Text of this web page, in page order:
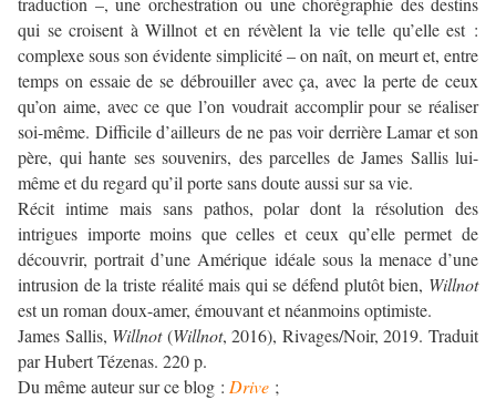
qui se croisent à Willnot et en révèlent la vie telle qu’elle est :
complexe sous son évidente simplicité – on naît, on meurt et, entre
temps on essaie de se débrouiller avec ça, avec la perte de ceux
qu’on aime, avec ce que l’on voudrait accomplir pour se réaliser
soi-même. Difficile d’ailleurs de ne pas voir derrière Lamar et son
père, qui hante ses souvenirs, des parcelles de James Sallis lui-
même et du regard qu’il porte sans doute aussi sur sa vie.
Récit intime mais sans pathos, polar dont la résolution des
intrigues importe moins que celles et ceux qu’elle permet de
découvrir, portrait d’une Amérique idéale sous la menace d’une
intrusion de la triste réalité mais qui se défend plutôt bien, Willnot
est un roman doux-amer, émouvant et néanmoins optimiste.
James Sallis, Willnot(Willnot, 2016), Rivages/Noir, 2019. Traduit
par Hubert Tézenas. 220 p.
Du même auteur sur ce blog : Drive ;